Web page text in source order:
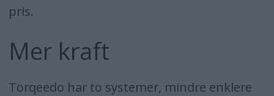
pris.
Mer kraft
Torqeedo har to systemer, mindre enklere